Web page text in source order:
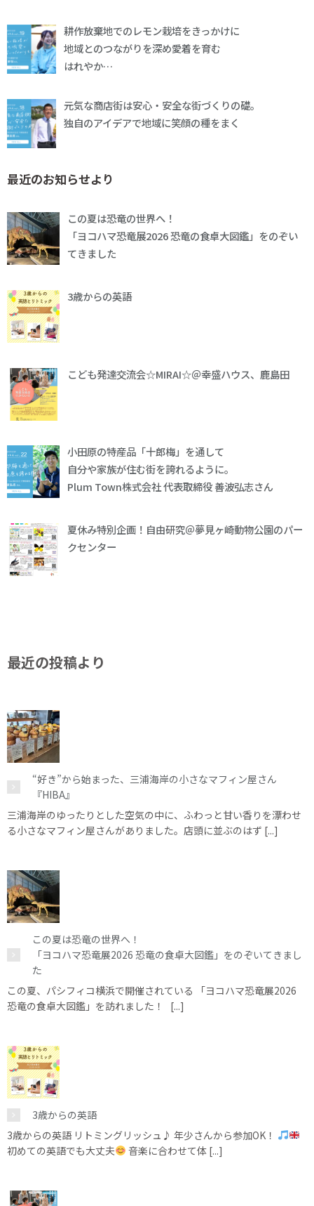
耕作放棄地でのレモン栽培をきっかけに
地域とのつながりを深め愛着を育む
はれやか…
元気な商店街は安心・安全な街づくりの礎。
独自のアイデアで地域に笑顔の種をまく
最近のお知らせより
この夏は恐竜の世界へ！
「ヨコハマ恐竜展2026 恐竜の食卓大図鑑」をのぞい
てきました
3歳からの英語
こども発達交流会☆MIRAI☆＠幸盛ハウス、鹿島田
小田原の特産品「十郎梅」を通して
自分や家族が住む街を誇れるように。
Plum Town株式会社 代表取締役 善波弘志さん
夏休み特別企画！自由研究＠夢見ヶ崎動物公園のパー
クセンター
最近の投稿より
“好き”から始まった、三浦海岸の小さなマフィン屋さん
『HIBA』
三浦海岸のゆったりとした空気の中に、ふわっと甘い香りを漂わせ
る小さなマフィン屋さんがありました。店頭に並ぶのはず [...]
この夏は恐竜の世界へ！
「ヨコハマ恐竜展2026 恐竜の食卓大図鑑」をのぞいてきまし
た
この夏、パシフィコ横浜で開催されている 「ヨコハマ恐竜展2026
恐竜の食卓大図鑑」を訪れました！ [...]
3歳からの英語
3歳からの英語 リトミングリッシュ♪ 年少さんから参加OK！
初めての英語でも大丈夫
音楽に合わせて体 [...]